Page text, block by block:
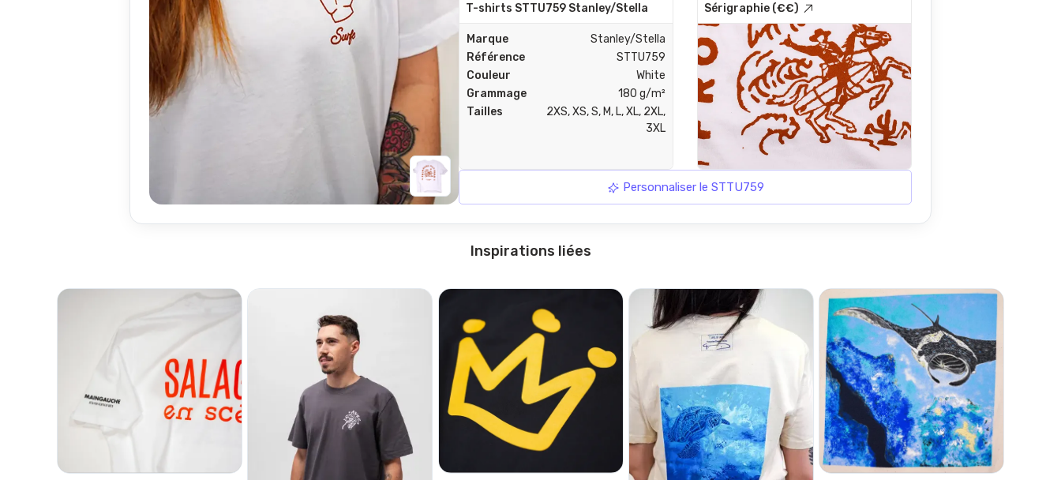
T-shirts STTU759 Stanley/Stella
Marque
Stanley/Stella
Référence
STTU759
Couleur
White
Grammage
180 g/m²
Tailles
2XS, XS, S, M, L, XL, 2XL,
3XL
Sérigraphie (€€)
Personnaliser le STTU759
Inspirations liées